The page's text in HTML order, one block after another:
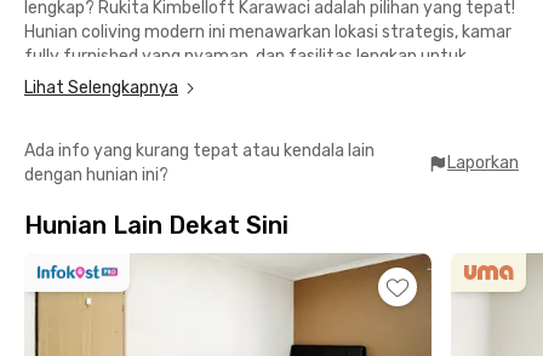
lengkap? Rukita Kimbelloft Karawaci adalah pilihan yang tepat!
Hunian coliving modern ini menawarkan lokasi strategis, kamar
fully furnished yang nyaman, dan fasilitas lengkap untuk
mendukung aktivitasmu.
🛍️ 8 menit ke Matahari Tower dan 14 menit ke Karawaci Office
Park
🛍️ 10 menit ke Supermal Karawaci dan 20 menit ke Tangcity
🚍 Dekat transportasi umum dan jalan utama untuk
memudahkan mobilitasmu ke berbagai tempat di Karawaci dan
Lihat Selengkapnya
Ada info yang kurang tepat atau kendala lain
dengan hunian ini?
Laporkan
Hunian Lain Dekat Sini